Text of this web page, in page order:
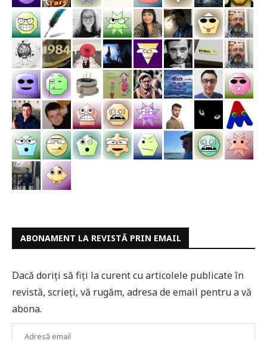
ABONAMENT LA REVISTĂ PRIN EMAIL
Dacă doriți să fiți la curent cu articolele publicate în
revistă, scrieți, vă rugăm, adresa de email pentru a vă
abona.